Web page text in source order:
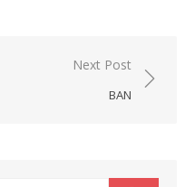
Next Post
BAN